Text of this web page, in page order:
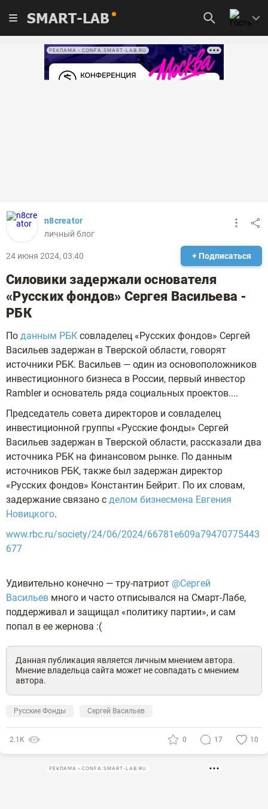
SMART-LAB
РЕКЛАМА • CONFA.SMART-LAB.RU
n8creator
личный блог
24 июня 2024, 03:40 + Подписаться
Силовики задержали основателя
«Русских фондов» Сергея Васильева -
РБК
По данным РБК совладелец «Русских фондов» Сергей
Васильев задержан в Тверской области, говорят
источники РБК. Васильев — один из основоположников
инвестиционного бизнеса в России, первый инвестор
Rambler и основатель ряда социальных проектов....
Председатель совета директоров и совладелец
инвестиционной группы «Русские фонды» Сергей
Васильев задержан в Тверской области, рассказали два
источника РБК на финансовом рынке. По данным
источников РБК, также был задержан директор
«Русских фондов» Константин Бейрит. По их словам,
задержание связано с делом бизнесмена Евгения
Новицкого.
www.rbc.ru/society/24/06/2024/66781e609a79470775443
677
Удивительно конечно — тру-патриот @Сергей
Васильев много и часто отписывался на Смарт-Лабе,
поддерживал и защищал «политику партии», и сам
попал в ее жернова :(
Данная публикация является личным мнением автора.
Мнение владельца сайта может не совпадать с мнением
автора.
Русские Фонды Сергей Васильев
2.1К 0 17 10
РЕКЛАМА • CONFA.SMART-LAB.RU